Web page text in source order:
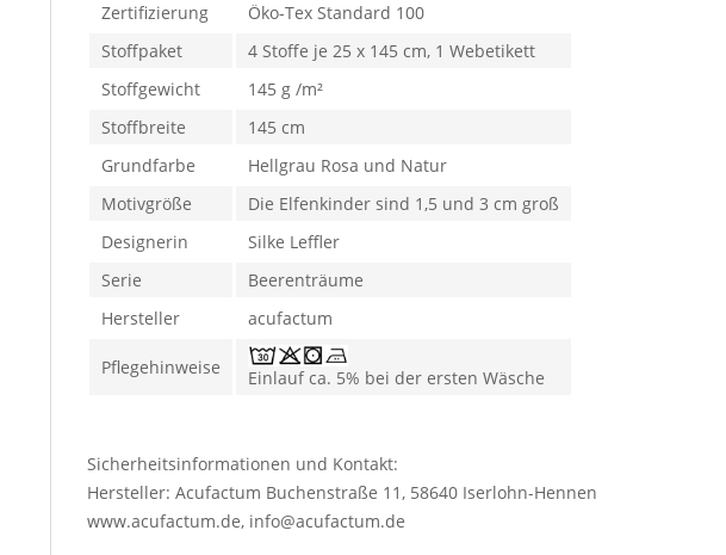
Zertifizierung
Öko-Tex Standard 100
Stoffpaket
4 Stoffe je 25 x 145 cm, 1 Webetikett
Stoffgewicht
145 g /m²
Stoffbreite
145 cm
Grundfarbe
Hellgrau Rosa und Natur
Motivgröße
Die Elfenkinder sind 1,5 und 3 cm groß
Designerin
Silke Leffler
Serie
Beerenträume
Hersteller
acufactum
Pflegehinweise Einlauf ca. 5% bei der ersten Wäsche
Sicherheitsinformationen und Kontakt:
Hersteller: Acufactum Buchenstraße 11, 58640 Iserlohn-Hennen
www.acufactum.de, info@acufactum.de